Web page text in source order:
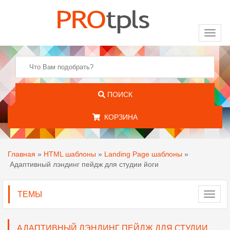
ПОИСК
КОРЗИНА
Главная » HTML шаблоны » Landing Page шаблоны »
Адаптивный лэндинг пейдж для студии йоги
ТЕМЫ
АДАПТИВНЫЙ ЛЭНДИНГ ПЕЙДЖ ДЛЯ СТУДИИ